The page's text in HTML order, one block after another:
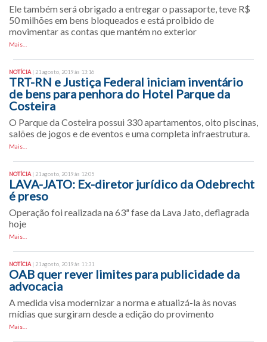
Ele também será obrigado a entregar o passaporte, teve R$
50 milhões em bens bloqueados e está proibido de
movimentar as contas que mantém no exterior
Mais…
NOTÍCIA | 21 agosto, 2019 às 13:16
TRT-RN e Justiça Federal iniciam inventário
de bens para penhora do Hotel Parque da
Costeira
O Parque da Costeira possui 330 apartamentos, oito piscinas,
salões de jogos e de eventos e uma completa infraestrutura.
Mais…
NOTÍCIA | 21 agosto, 2019 às 12:05
LAVA-JATO: Ex-diretor jurídico da Odebrecht
é preso
Operação foi realizada na 63ª fase da Lava Jato, deflagrada
hoje
Mais…
NOTÍCIA | 21 agosto, 2019 às 11:31
OAB quer rever limites para publicidade da
advocacia
A medida visa modernizar a norma e atualizá-la às novas
mídias que surgiram desde a edição do provimento
Mais…